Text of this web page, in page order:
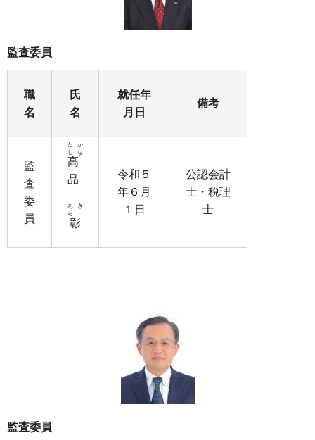
監査委員
職
名
氏
名
就任年
月日
備考
監
査
委
員
高
品
たか
しな
彰
あき
ら
令和５
年６月
１日
公認会計
士・税理
士
監査委員